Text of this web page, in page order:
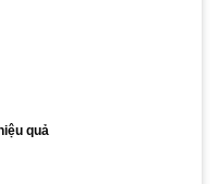
quả